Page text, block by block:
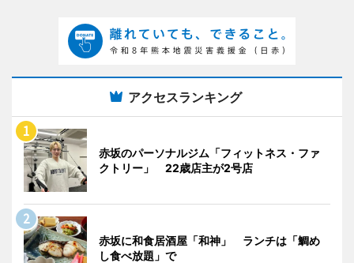
アクセスランキング
赤坂のパーソナルジム「フィットネス・ファ
クトリー」 22歳店主が2号店
赤坂に和食居酒屋「和神」 ランチは「鯛め
し食べ放題」で